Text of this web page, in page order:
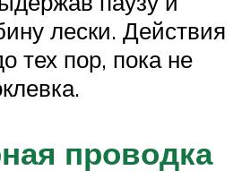
лески. Действия
тех пор, пока не
проводка